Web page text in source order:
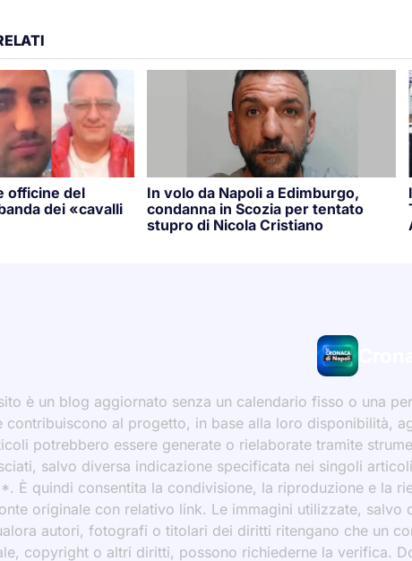
officine del
dei «cavalli
In volo da Napoli a Edimburgo,
condanna in Scozia per tentato
stupro di Nicola Cristiano
è un blog aggiornato senza un calendario fisso o una
contribuiscono al progetto, in base alla loro disponibilità,
potrebbero essere generate o rielaborate tramite
salvo diversa indicazione specificata nei singoli
È quindi consentita la condivisione, la riproduzione e la
originale con relativo link. Le immagini utilizzate,
autori, fotografi o titolari dei diritti ritengano che un
copyright o altri diritti, possono richiederne la verifica.